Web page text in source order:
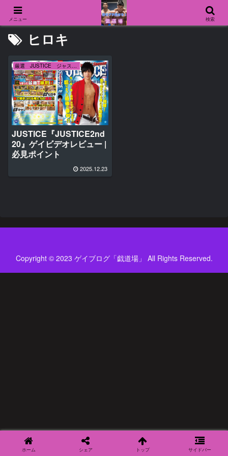
ヒロキ
厳選 JUSTICE ジャスティス
JUSTICE『JUSTICE2nd
20』ゲイビデオレビュー |
必見ポイント
2025.12.23
Copyright © 2023 ゲイブログ「戯道場」 All Rights Reserved.
メニュー 検索
ホーム シェア トップ サイドバー